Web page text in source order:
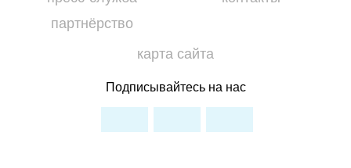
партнёрство
карта сайта
Подписывайтесь на нас